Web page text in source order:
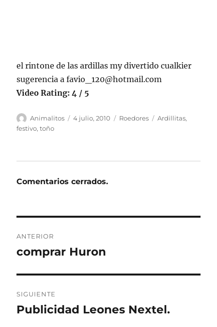
el rintone de las ardillas my divertido cualkier
sugerencia afavio_120@hotmail.com
Video Rating: 4 / 5
Autor
Animalitos
Publicado
4 julio, 2010 Categorías
Roedores Etiquetas
Ardillitas,
festivo,toño
Comentarios cerrados.
de
ANTERIOR
Entrada
comprar Huron
SIGUIENTE
Entrada
Publicidad Leones Nextel.